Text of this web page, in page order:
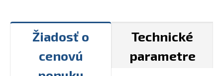
Žiadosť o
cenovú
Technické
parametre